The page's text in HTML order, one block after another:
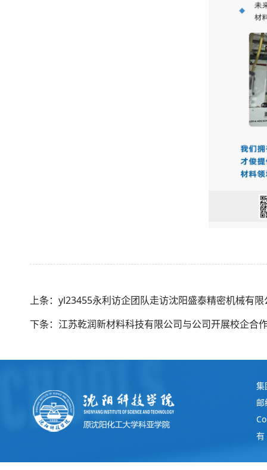
上条：​yl23455永利访企团队走访沈阳盛泰精密机械有限
下条：江苏乾润新材料科技有限公司与公司开展校企合
集